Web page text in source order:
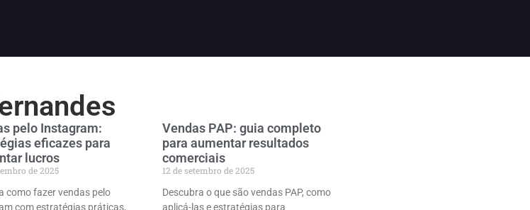
pelo Instagram:
eficazes para
lucros
de 2025
como fazer vendas pelo
com estratégias práticas,
Vendas PAP: guia completo
para aumentar resultados
comerciais
12 de setembro de 2025
Descubra o que são vendas PAP, como
aplicá-las e estratégias para